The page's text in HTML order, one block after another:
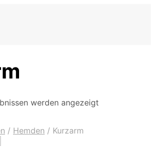
werden angezeigt
/ Hemden / Kurzarm